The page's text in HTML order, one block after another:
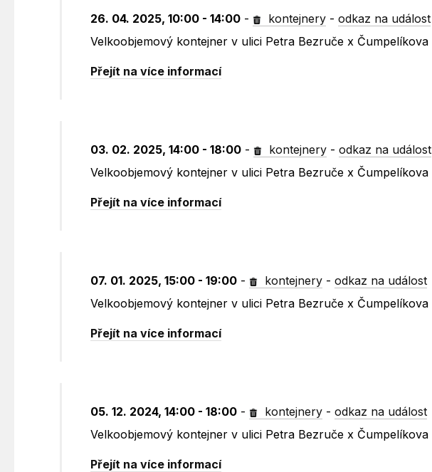
26. 04. 2025, 10:00 - 14:00 - kontejnery -odkaz na událost
Velkoobjemový kontejner v ulici Petra Bezruče x Čumpelíkova
Přejít na více informací
03. 02. 2025, 14:00 - 18:00 - kontejnery -odkaz na událost
Velkoobjemový kontejner v ulici Petra Bezruče x Čumpelíkova
Přejít na více informací
07. 01. 2025, 15:00 - 19:00 - kontejnery -odkaz na událost
Velkoobjemový kontejner v ulici Petra Bezruče x Čumpelíkova
Přejít na více informací
05. 12. 2024, 14:00 - 18:00 - kontejnery -odkaz na událost
Velkoobjemový kontejner v ulici Petra Bezruče x Čumpelíkova
Přejít na více informací